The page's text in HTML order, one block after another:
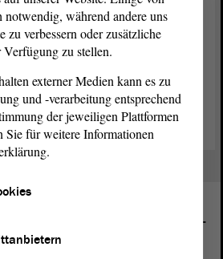
Gensecke (SPD), Ulrich Siegmund
(Die Linke) und Susan Sziborra-Seidlitz
teilnehmen. Zudem hat sich die
Petra Grimm-Benne, entschieden, die
sind im Landtag von Sachsen-
notwendig, während andere uns
zu verbessern oder zusätzliche
zu stellen.
externer Medien kann es zu
und -verarbeitung entsprechend
der jeweiligen Plattformen
Sie für weitere Informationen